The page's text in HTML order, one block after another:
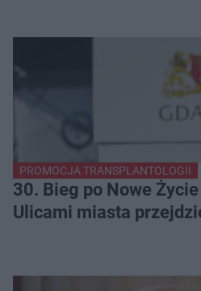
PROMOCJA TRANSPLANTOLOGII
30. Bieg po Nowe
Ulicami miasta